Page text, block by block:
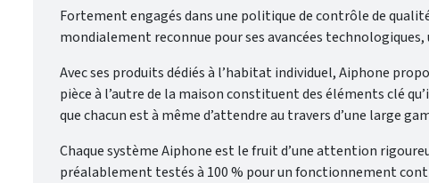
Fortement engagés dans une politique de contrôle de
mondialement reconnue pour ses avancées
Avec ses produits dédiés à l’habitat individuel, Aiphone
pièce à l’autre de la maison constituent des éléments clé
que chacun est à même d’attendre au travers d’une large
Chaque système Aiphone est le fruit d’une attention
préalablement testés à 100 % pour un fonctionnement